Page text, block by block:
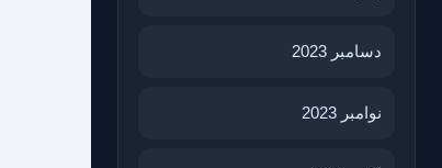
دسامبر 2023
نوامبر 2023